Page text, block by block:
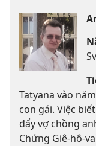
Tatyana vào
con gái. Việc
đẩy vợ chồng
Chứng Giê-hô-